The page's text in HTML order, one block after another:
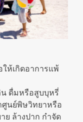
ให้เกิดอาการแพ้
น ดื่มหรือสูบบุหรี่
นย์พิษวิทยาหรือ
ย ล้างปาก กำจัด